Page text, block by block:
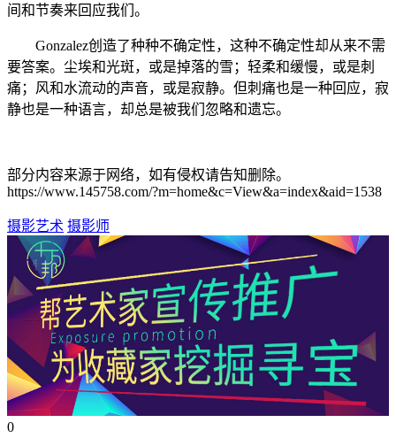
间和节奏来回应我们。
Gonzalez创造了种种不确定性，这种不确定性却从来不需
要答案。尘埃和光斑，或是掉落的雪；轻柔和缓慢，或是刺
痛；风和水流动的声音，或是寂静。但刺痛也是一种回应，寂
静也是一种语言，却总是被我们忽略和遗忘。
部分内容来源于网络，如有侵权请告知删除。
https://www.145758.com/?m=home&c=View&a=index&aid=1538
摄影艺术 摄影师
0